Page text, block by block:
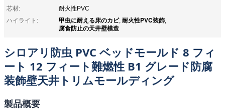
芯材:
耐火性PVC
ハイライト:
甲虫に耐える床のカビ, 耐火性PVC装飾,
腐食防止の天井壁模造
シロアリ防虫 PVC ベッドモールド 8 フィ
ート 12 フィート難燃性 B1 グレード防腐
装飾壁天井トリムモールディング
製品概要